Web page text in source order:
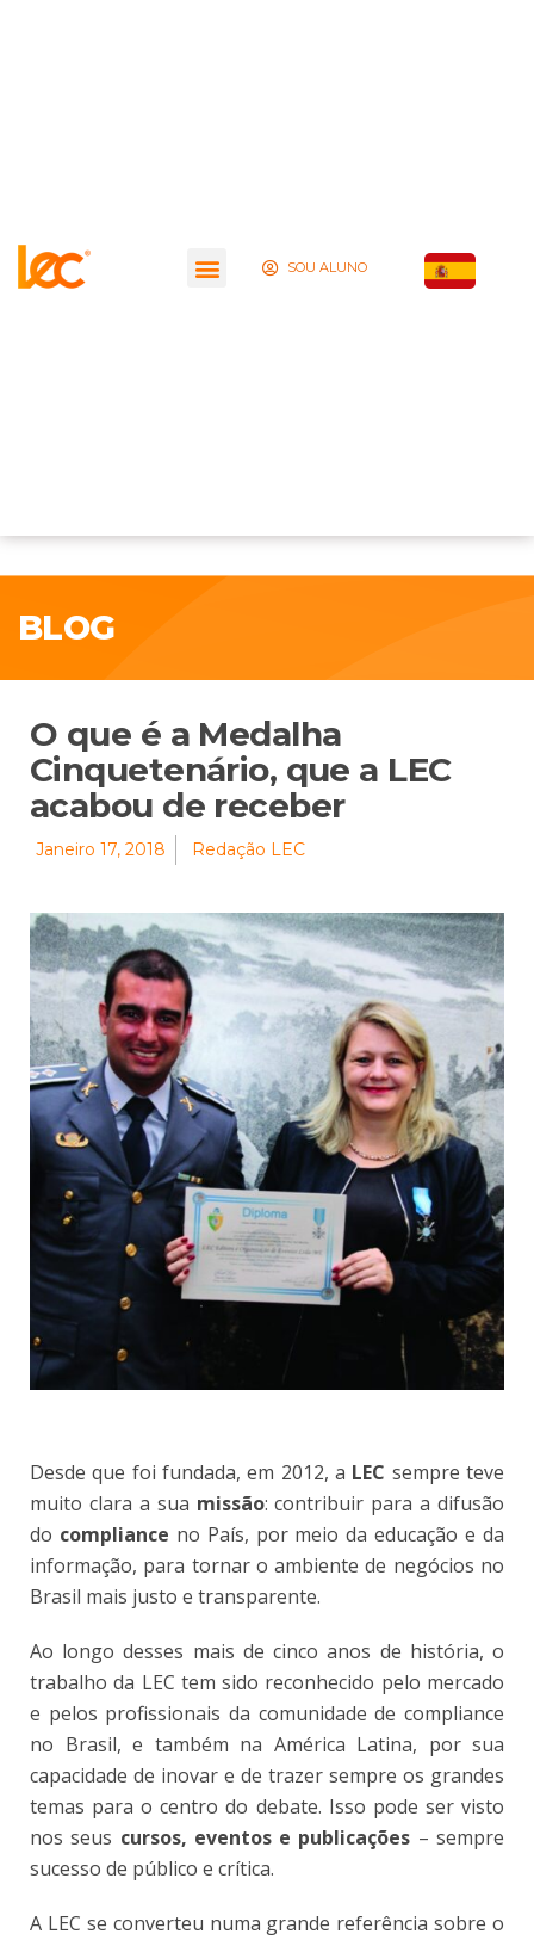
SOU ALUNO
BLOG
O que é a Medalha
Cinquetenário, que a LEC
acabou de receber
Janeiro 17, 2018 Redação LEC
Desde que foi fundada, em 2012, a LEC sempre teve
muito clara a sua missão: contribuir para a difusão
do compliance no País, por meio da educação e da
informação, para tornar o ambiente de negócios no
Brasil mais justo e transparente.
Ao longo desses mais de cinco anos de história, o
trabalho da LEC tem sido reconhecido pelo mercado
e pelos profissionais da comunidade de compliance
no Brasil, e também na América Latina, por sua
capacidade de inovar e de trazer sempre os grandes
temas para o centro do debate. Isso pode ser visto
nos seus cursos, eventos e publicações – sempre
sucesso de público e crítica.
A LEC se converteu numa grande referência sobre o